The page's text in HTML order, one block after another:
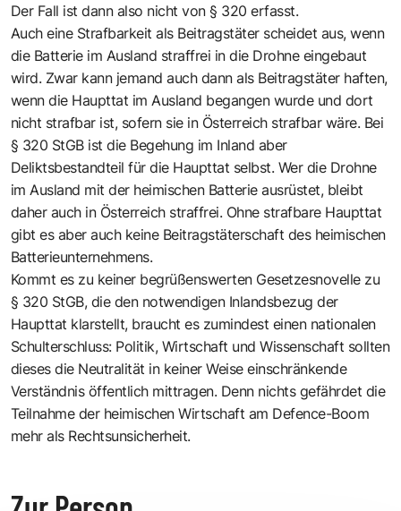
Der Fall ist dann also nicht von § 320 erfasst.
Auch eine Strafbarkeit als Beitragstäter scheidet aus, wenn
die Batterie im Ausland straffrei in die Drohne eingebaut
wird. Zwar kann jemand auch dann als Beitragstäter haften,
wenn die Haupttat im Ausland begangen wurde und dort
nicht strafbar ist, sofern sie in Österreich strafbar wäre. Bei
§ 320 StGB ist die Begehung im Inland aber
Deliktsbestandteil für die Haupttat selbst. Wer die Drohne
im Ausland mit der heimischen Batterie ausrüstet, bleibt
daher auch in Österreich straffrei. Ohne strafbare Haupttat
gibt es aber auch keine Beitragstäterschaft des heimischen
Batterieunternehmens.
Kommt es zu keiner begrüßenswerten Gesetzesnovelle zu
§ 320 StGB, die den notwendigen Inlandsbezug der
Haupttat klarstellt, braucht es zumindest einen nationalen
Schulterschluss: Politik, Wirtschaft und Wissenschaft sollten
dieses die Neutralität in keiner Weise einschränkende
Verständnis öffentlich mittragen. Denn nichts gefährdet die
Teilnahme der heimischen Wirtschaft am Defence-Boom
mehr als Rechtsunsicherheit.